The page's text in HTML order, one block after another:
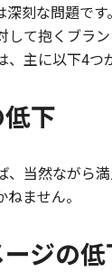
深刻な問題で
して抱くブラ
主に以下4つ
下
、当然ながら
ません。
ジの